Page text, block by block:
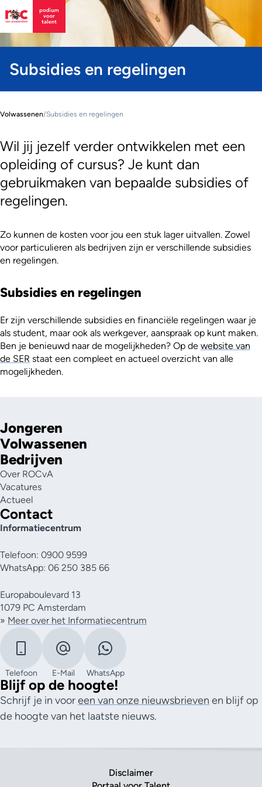
Subsidies en regelingen
Volwassenen/Subsidies en regelingen
Wil jij jezelf verder ontwikkelen met een
opleiding of cursus? Je kunt dan
gebruikmaken van bepaalde subsidies of
regelingen.
Zo kunnen de kosten voor jou een stuk lager uitvallen. Zowel
voor particulieren als bedrijven zijn er verschillende subsidies
en regelingen.
Subsidies en regelingen
Er zijn verschillende subsidies en financiële regelingen waar je
als student, maar ook als werkgever, aanspraak op kunt maken.
Ben je benieuwd naar de mogelijkheden? Op de website van
de SER staat een compleet en actueel overzicht van alle
mogelijkheden.
Jongeren
Volwassenen
Bedrijven
Over ROCvA
Vacatures
Actueel
Contact
Informatiecentrum
Telefoon: 0900 9599
WhatsApp: 06 250 385 66
Europaboulevard 13
1079 PC Amsterdam
» Meer over het Informatiecentrum
Telefoon E-Mail WhatsApp
Blijf op de hoogte!
Schrijf je in vooreen van onze nieuwsbrieven en blijf op
de hoogte van het laatste nieuws.
Disclaimer